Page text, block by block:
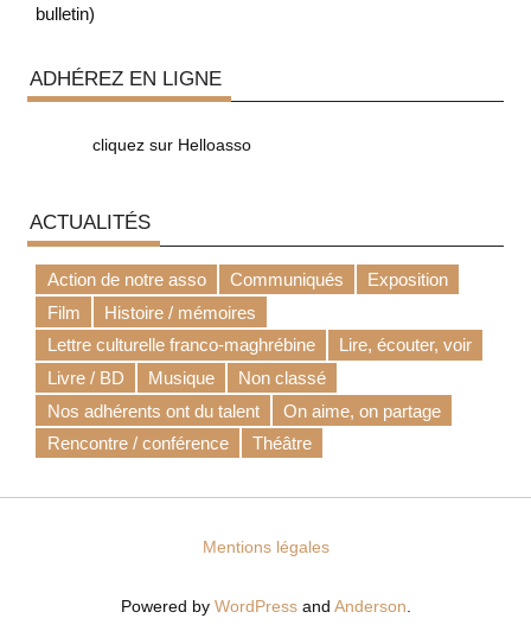
bulletin)
ADHÉREZ EN LIGNE
cliquez sur Helloasso
ACTUALITÉS
Action de notre asso Communiqués
Exposition
Film
Histoire / mémoires
Lettre culturelle franco-maghrébine
Lire, écouter, voir
Livre / BD
Musique
Non classé
Nos adhérents ont du talent
On aime, on partage
Rencontre / conférence
Théâtre
Mentions légales
Powered by WordPressand Anderson